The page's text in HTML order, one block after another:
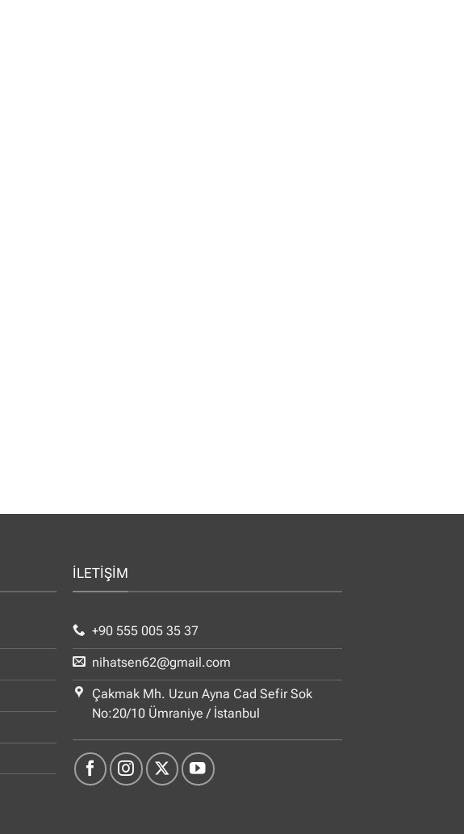
İLETİŞİM
+90 555 005 35 37
nihatsen62@gmail.com
Çakmak Mh. Uzun Ayna Cad Sefir Sok
No:20/10 Ümraniye / İstanbul